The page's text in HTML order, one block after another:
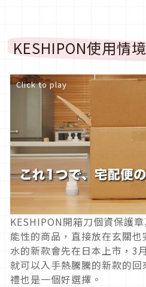
KESHIPON使用情
Click to play
KESHIPON開箱刀個資保護
能性的商品，直接放在玄關
水的新款會先在日本上市，3
就可以入手熱騰騰的新款的
禮也是一個好選擇。